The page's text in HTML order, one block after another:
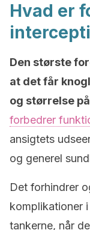
Hvad er
Den største
at det får
og størrelse
forbedrer
ansigtets
og generel
Det forhindrer
komplikationer
tankerne, når